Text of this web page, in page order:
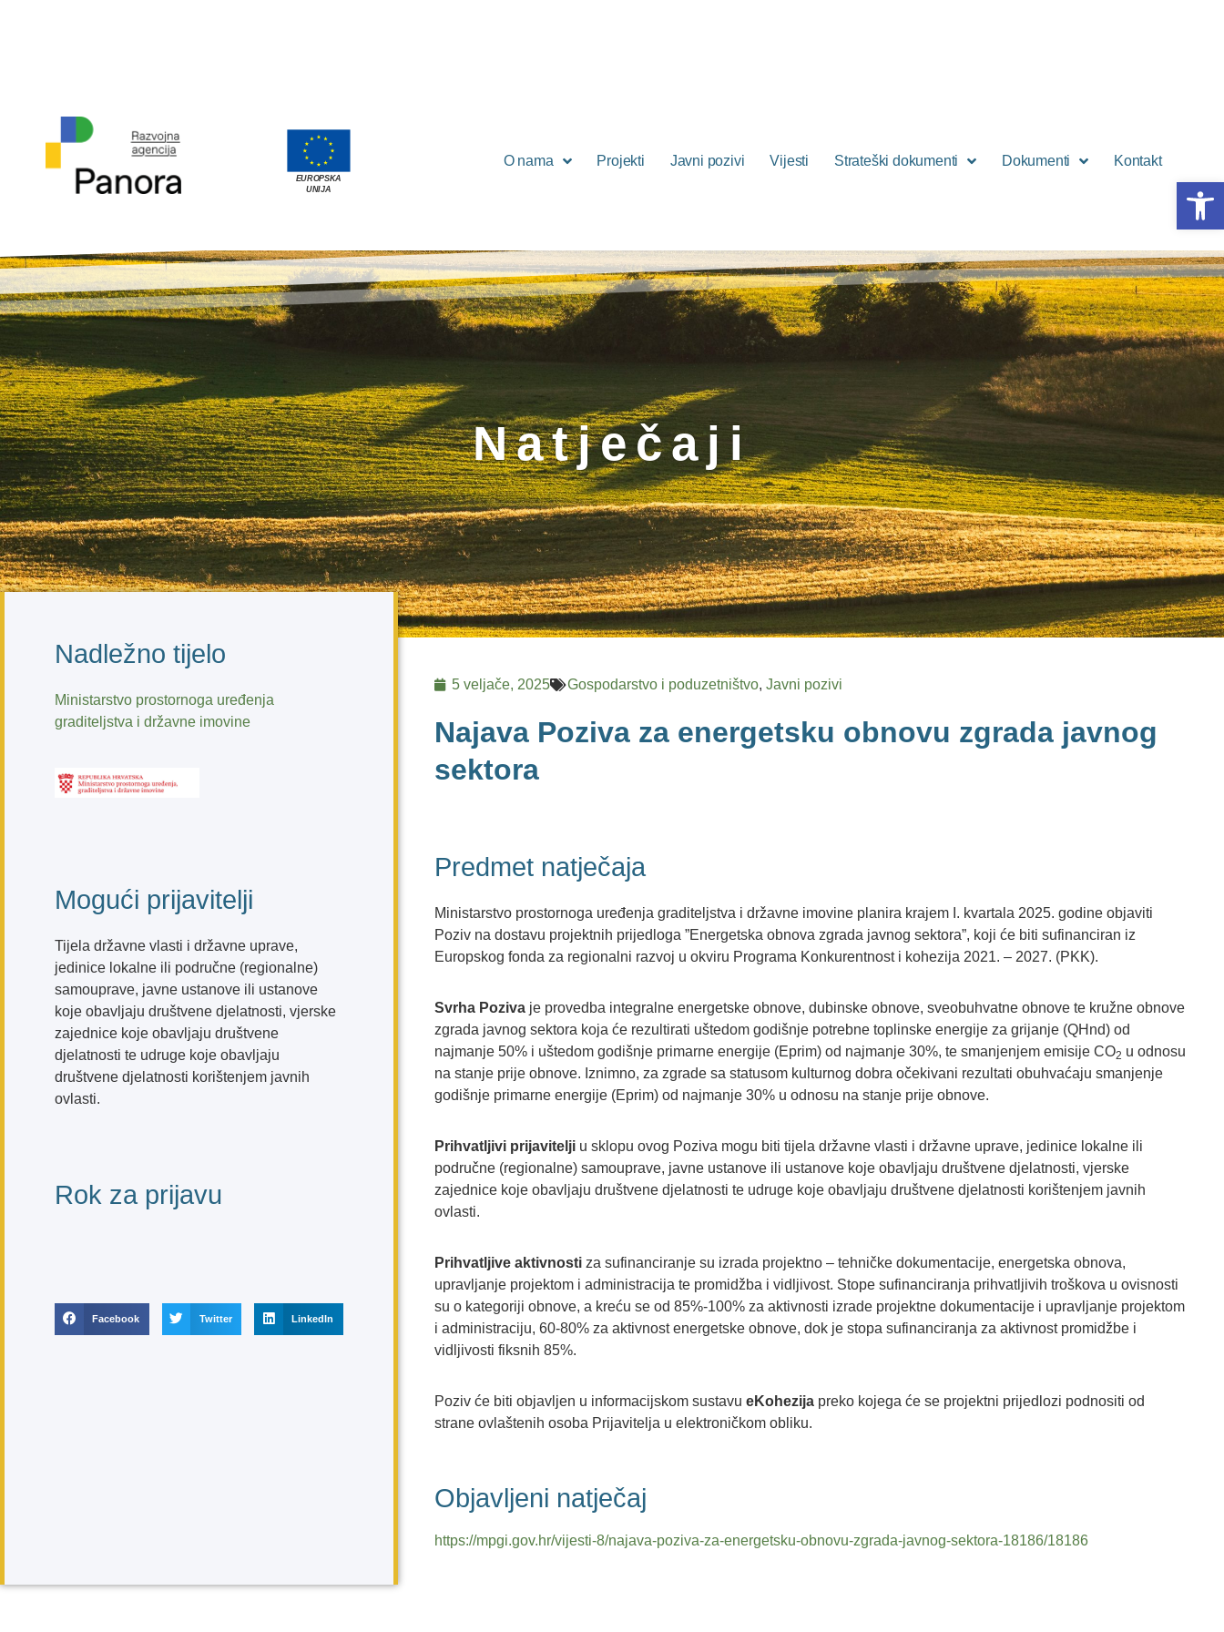
EUROPSKA
UNIJA
O nama Projekti Javni pozivi Vijesti Strateški dokumenti Dokumenti Kontakt
Natječaji
Nadležno tijelo
Ministarstvo prostornoga uređenja
graditeljstva i državne imovine
Mogući prijavitelji
Tijela državne vlasti i državne uprave,
jedinice lokalne ili područne (regionalne)
samouprave, javne ustanove ili ustanove
koje obavljaju društvene djelatnosti, vjerske
zajednice koje obavljaju društvene
djelatnosti te udruge koje obavljaju
društvene djelatnosti korištenjem javnih
ovlasti.
Rok za prijavu
Facebook Twitter LinkedIn
5 veljače, 2025 Gospodarstvo i poduzetništvo,Javni pozivi
Najava Poziva za energetsku obnovu zgrada javnog
sektora
Predmet natječaja
Ministarstvo prostornoga uređenja graditeljstva i državne imovine planira krajem I. kvartala 2025. godine objaviti
Poziv na dostavu projektnih prijedloga ”Energetska obnova zgrada javnog sektora”, koji će biti sufinanciran iz
Europskog fonda za regionalni razvoj u okviru Programa Konkurentnost i kohezija 2021. – 2027. (PKK).
Svrha Poziva je provedba integralne energetske obnove, dubinske obnove, sveobuhvatne obnove te kružne obnove
zgrada javnog sektora koja će rezultirati uštedom godišnje potrebne toplinske energije za grijanje (QHnd) od
najmanje 50% i uštedom godišnje primarne energije (Eprim) od najmanje 30%, te smanjenjem emisije CO2 u odnosu
na stanje prije obnove. Iznimno, za zgrade sa statusom kulturnog dobra očekivani rezultati obuhvaćaju smanjenje
godišnje primarne energije (Eprim) od najmanje 30% u odnosu na stanje prije obnove.
Prihvatljivi prijavitelji u sklopu ovog Poziva mogu biti tijela državne vlasti i državne uprave, jedinice lokalne ili
područne (regionalne) samouprave, javne ustanove ili ustanove koje obavljaju društvene djelatnosti, vjerske
zajednice koje obavljaju društvene djelatnosti te udruge koje obavljaju društvene djelatnosti korištenjem javnih
ovlasti.
Prihvatljive aktivnosti za sufinanciranje su izrada projektno – tehničke dokumentacije, energetska obnova,
upravljanje projektom i administracija te promidžba i vidljivost. Stope sufinanciranja prihvatljivih troškova u ovisnosti
su o kategoriji obnove, a kreću se od 85%-100% za aktivnosti izrade projektne dokumentacije i upravljanje projektom
i administraciju, 60-80% za aktivnost energetske obnove, dok je stopa sufinanciranja za aktivnost promidžbe i
vidljivosti fiksnih 85%.
Poziv će biti objavljen u informacijskom sustavueKohezija preko kojega će se projektni prijedlozi podnositi od
strane ovlaštenih osoba Prijavitelja u elektroničkom obliku.
Objavljeni natječaj
https://mpgi.gov.hr/vijesti-8/najava-poziva-za-energetsku-obnovu-zgrada-javnog-sektora-18186/18186